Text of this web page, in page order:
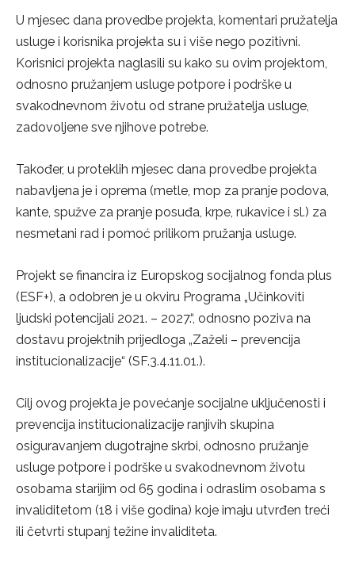
U mjesec dana provedbe projekta, komentari pružatelja
usluge i korisnika projekta su i više nego pozitivni.
Korisnici projekta naglasili su kako su ovim projektom,
odnosno pružanjem usluge potpore i podrške u
svakodnevnom životu od strane pružatelja usluge,
zadovoljene sve njihove potrebe.
Također, u proteklih mjesec dana provedbe projekta
nabavljena je i oprema (metle, mop za pranje podova,
kante, spužve za pranje posuđa, krpe, rukavice i sl.) za
nesmetani rad i pomoć prilikom pružanja usluge.
Projekt se financira iz Europskog socijalnog fonda plus
(ESF+), a odobren je u okviru Programa „Učinkoviti
ljudski potencijali 2021. – 2027.“, odnosno poziva na
dostavu projektnih prijedloga „Zaželi – prevencija
institucionalizacije“ (SF.3.4.11.01.).
Cilj ovog projekta je povećanje socijalne uključenosti i
prevencija institucionalizacije ranjivih skupina
osiguravanjem dugotrajne skrbi, odnosno pružanje
usluge potpore i podrške u svakodnevnom životu
osobama starijim od 65 godina i odraslim osobama s
invaliditetom (18 i više godina) koje imaju utvrđen treći
ili četvrti stupanj težine invaliditeta.